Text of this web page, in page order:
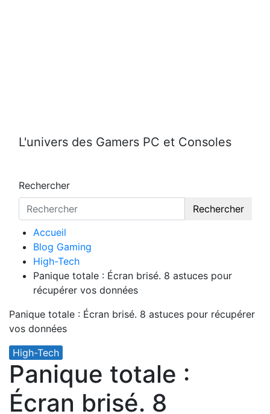
L'univers des Gamers PC et Consoles
Rechercher
Rechercher
Accueil
Blog Gaming
High-Tech
Panique totale : Écran brisé. 8 astuces pour
récupérer vos données
Panique totale : Écran brisé. 8 astuces pour récupérer
vos données
High-Tech
Panique totale :
Écran brisé. 8